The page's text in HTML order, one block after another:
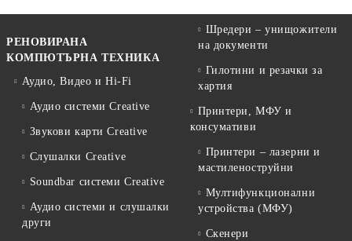
РЕНОВИРАНА
КОМПЮТЪРНА ТЕХНИКА
Аудио, Видео и Hi-Fi
Аудио системи Creative
Звукови карти Creative
Слушалки Creative
Soundbar системи Creative
Аудио системи и слушалки
други
Шредери – унищожители
на документи
Гилотини и резачки за
хартия
Принтери, МФУ и
консумативи
Принтери – лазерни и
мастиленоструйни
Мултифункционални
устройства (МФУ)
Скенери